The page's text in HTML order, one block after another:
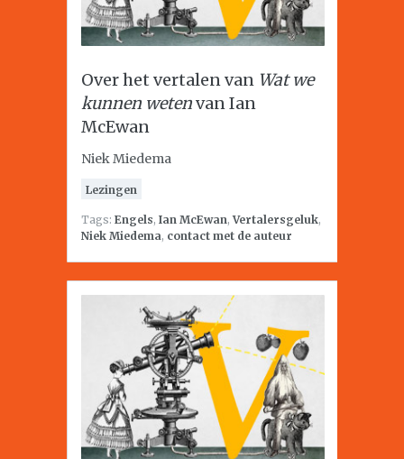
Over het vertalen van Wat we
kunnen wetenvan Ian
McEwan
Niek Miedema
Lezingen
Tags: Engels, Ian McEwan,Vertalersgeluk,
Niek Miedema, contact met de auteur